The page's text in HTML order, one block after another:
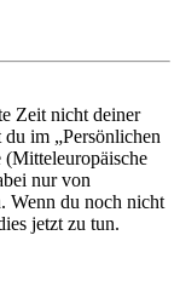
Zeit nicht deiner
im „Persönlichen
(Mitteleuropäische
nur von
Wenn du noch nicht
jetzt zu tun.